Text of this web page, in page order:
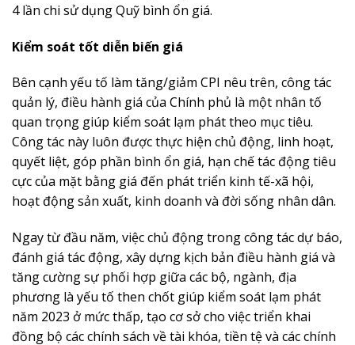
4 lần chi sử dụng Quỹ bình ổn giá.
Kiểm soát tốt diễn biến giá
Bên cạnh yếu tố làm tăng/giảm CPI nêu trên, công tác
quản lý, điều hành giá của Chính phủ là một nhân tố
quan trọng giúp kiểm soát lạm phát theo mục tiêu.
Công tác này luôn được thực hiện chủ động, linh hoạt,
quyết liệt, góp phần bình ổn giá, hạn chế tác động tiêu
cực của mặt bằng giá đến phát triển kinh tế-xã hội,
hoạt động sản xuất, kinh doanh và đời sống nhân dân.
Ngay từ đầu năm, việc chủ động trong công tác dự báo,
đánh giá tác động, xây dựng kịch bản điều hành giá và
tăng cường sự phối hợp giữa các bộ, ngành, địa
phương là yếu tố then chốt giúp kiểm soát lạm phát
năm 2023 ở mức thấp, tạo cơ sở cho việc triển khai
đồng bộ các chính sách về tài khóa, tiền tệ và các chính